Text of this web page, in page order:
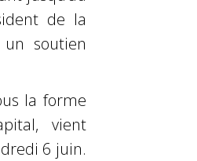
de la
soutien
la forme
vient
6 juin.